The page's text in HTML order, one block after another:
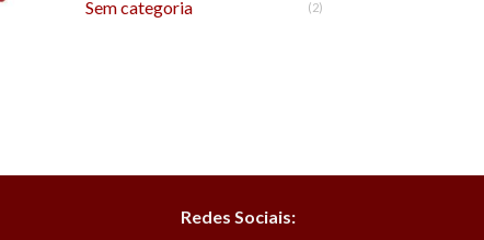
Sem categoria (2)
Redes Sociais: